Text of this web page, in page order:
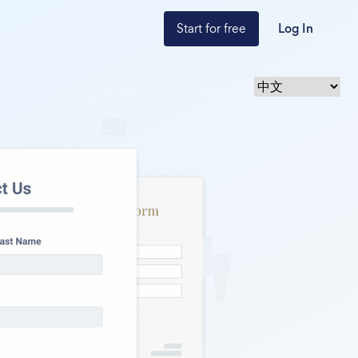
Start for free Log In